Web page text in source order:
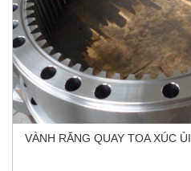
VÀNH RĂNG QUAY TOA XÚC ỦI